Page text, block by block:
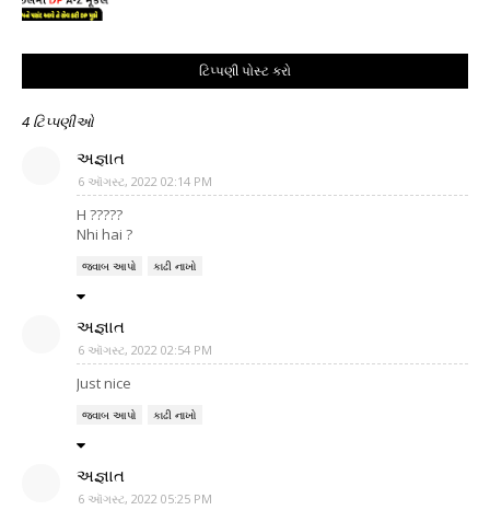
ટિપ્પણી પોસ્ટ કરો
4 ટિપ્પણીઓ
અજ્ઞાત
6 ઑગસ્ટ, 2022 02:14 PM
H ?????
Nhi hai ?
જવાબ આપો કાઢી નાખો
અજ્ઞાત
6 ઑગસ્ટ, 2022 02:54 PM
Just nice
જવાબ આપો કાઢી નાખો
અજ્ઞાત
6 ઑગસ્ટ, 2022 05:25 PM